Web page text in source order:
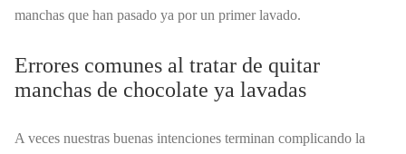
manchas que han pasado ya por un primer lavado.
Errores comunes al tratar de quitar
manchas de chocolate ya lavadas
A veces nuestras buenas intenciones terminan complicando la